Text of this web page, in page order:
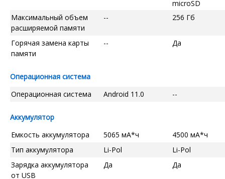
microSD
Максимальный объем
расширяемой памяти
-- 256 Гб
Горячая замена карты
памяти
-- Да
Операционная система
Операционная система
Android 11.0 --
Аккумулятор
Емкость аккумулятора
5065 мА*ч
4500 мА*ч
Тип аккумулятора
Li-Pol
Li-Pol
Зарядка аккумулятора
от USB
Да Да